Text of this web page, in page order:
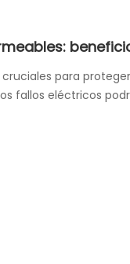
para
fallos eléctricos